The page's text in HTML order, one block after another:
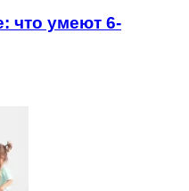
что умеют 6-